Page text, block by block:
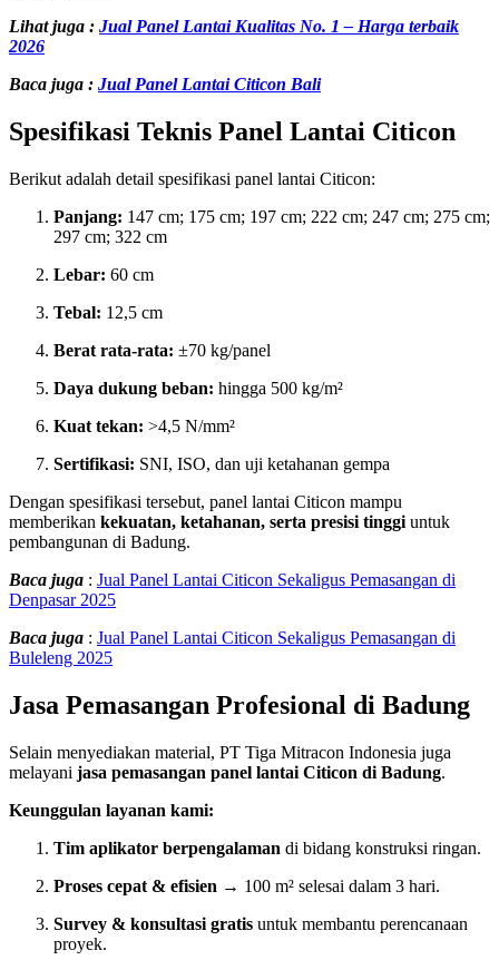
Lihat juga : Jual Panel Lantai Kualitas No. 1 – Harga terbaik
2026
Baca juga : Jual Panel Lantai Citicon Bali
Spesifikasi Teknis Panel Lantai Citicon
Berikut adalah detail spesifikasi panel lantai Citicon:
Panjang: 147 cm; 175 cm; 197 cm; 222 cm; 247 cm; 275 cm;
297 cm; 322 cm
Lebar: 60 cm
Tebal: 12,5 cm
Berat rata-rata: ±70 kg/panel
Daya dukung beban: hingga 500 kg/m²
Kuat tekan: >4,5 N/mm²
Sertifikasi: SNI, ISO, dan uji ketahanan gempa
Dengan spesifikasi tersebut, panel lantai Citicon mampu
memberikan kekuatan, ketahanan, serta presisi tinggi untuk
pembangunan di Badung.
Baca juga : Jual Panel Lantai Citicon Sekaligus Pemasangan di
Denpasar 2025
Baca juga : Jual Panel Lantai Citicon Sekaligus Pemasangan di
Buleleng 2025
Jasa Pemasangan Profesional di Badung
Selain menyediakan material, PT Tiga Mitracon Indonesia juga
melayani jasa pemasangan panel lantai Citicon di Badung.
Keunggulan layanan kami:
Tim aplikator berpengalaman di bidang konstruksi ringan.
Proses cepat & efisien → 100 m² selesai dalam 3 hari.
Survey & konsultasi gratis untuk membantu perencanaan
proyek.